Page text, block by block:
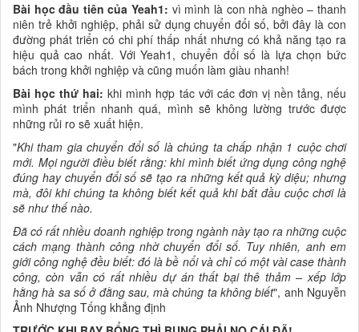
Bài học đầu tiên của Yeah1: vì mình là con nhà nghèo – thanh
niên trẻ khởi nghiệp, phải sử dụng chuyển đổi số, bởi đây là con
đường phát triển có chi phí thấp nhất nhưng có khả năng tạo ra
hiệu quả cao nhất. Với Yeah1, chuyển đổi số là lựa chọn bức
bách trong khởi nghiệp và cũng muốn làm giàu nhanh!
Bài học thứ hai: khi mình hợp tác với các đơn vị nền tảng, nếu
mình phát triển nhanh quá, mình sẽ không lường trước được
những rủi ro sẽ xuất hiện.
"Khi tham gia chuyển đổi số là chúng ta chấp nhận 1 cuộc chơi
mới. Mọi người điều biết rằng: khi mình biết ứng dụng công nghệ
đúng hay chuyển đổi số sẽ tạo ra những kết quả kỳ diệu; nhưng
mà, đôi khi chúng ta không biết kết quả khi bắt đầu cuộc chơi là
sẽ như thế nào.
Đã có rất nhiều doanh nghiệp trong ngành này tạo ra những cuộc
cách mạng thành công nhờ chuyển đổi số. Tuy nhiên, anh em
giới công nghệ đều biết: đó là bề nổi và chỉ có một vài case thành
công, còn vẫn có rất nhiều dự án thất bại thê thảm – xếp lớp
hằng hà sa số ở đằng sau, mà chúng ta không biết", anh Nguyễn
Ảnh Nhượng Tống khẳng định